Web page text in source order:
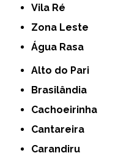
Vila Ré
Zona Leste
Água Rasa
Alto do Pari
Brasilândia
Cachoeirinha
Cantareira
Carandiru